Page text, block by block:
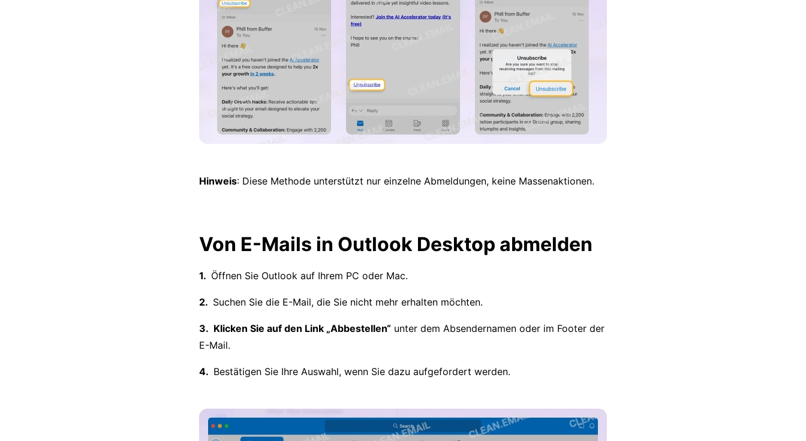
Hinweis: Diese Methode unterstützt nur einzelne Abmeldungen, keine Massenaktionen.
Von E-Mails in Outlook Desktop abmelden
Öffnen Sie Outlook auf Ihrem PC oder Mac.
Suchen Sie die E-Mail, die Sie nicht mehr erhalten möchten.
Klicken Sie auf den Link „Abbestellen“ unter dem Absendernamen oder im Footer der
E-Mail.
Bestätigen Sie Ihre Auswahl, wenn Sie dazu aufgefordert werden.